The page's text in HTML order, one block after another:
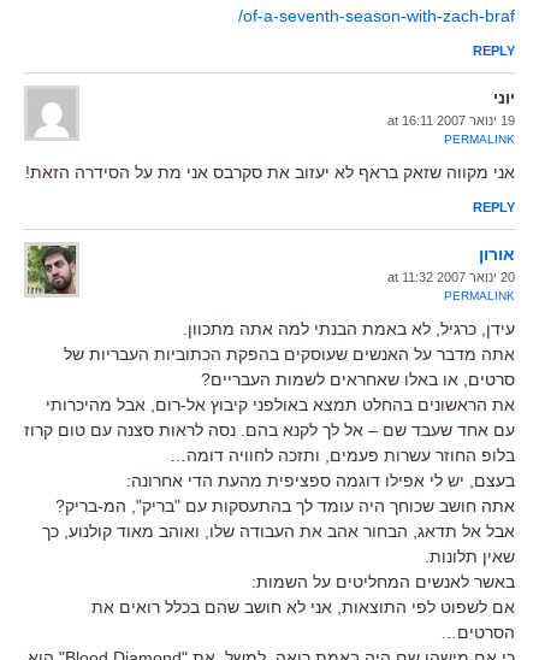
of-a-seventh-season-with-zach-braf/
REPLY
יוני
19 ינואר 2007 at 16:11
PERMALINK
אני מקווה שזאק בראף לא יעזוב את סקרבס אני מת על הסידרה הזאת!
REPLY
אורון
20 ינואר 2007 at 11:32
PERMALINK
עידן, כרגיל, לא באמת הבנתי למה אתה מתכוון.
אתה מדבר על האנשים שעוסקים בהפקת הכתוביות העבריות של
סרטים, או באלו שאחראים לשמות העבריים?
את הראשונים בהחלט תמצא באולפני קיבוץ אל-רום, אבל מהיכרותי
עם אחד שעבד שם – אל לך לקנא בהם. נסה לראות סצנה עם טום קרוז
בלופ החוזר עשרות פעמים, ותזכה לחוויה דומה…
בעצם, יש לי אפילו דוגמה ספציפית מהעת הדי אחרונה:
אתה חושב שכוחך היה עומד לך בהתעסקות עם "בריק", המ-בריק?
אבל אל תדאג, הבחור אהב את העבודה שלו, ואוהב מאוד קולנוע, כך
שאין תלונות.
באשר לאנשים המחליטים על השמות:
אם לשפוט לפי התוצאות, אני לא חושב שהם בכלל רואים את
הסרטים…